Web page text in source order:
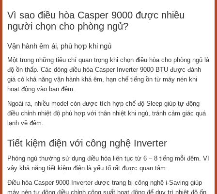
Vì sao điều hòa Casper 9000 được nhiều
người chọn cho phòng ngủ?
Vận hành êm ái, phù hợp khi ngủ
Một trong những tiêu chí quan trọng khi chọn điều hòa cho phòng ngủ là
độ ồn thấp. Các dòng điều hòa Casper Inverter 9000 BTU được đánh
giá có khả năng vận hành khá êm, hạn chế tiếng ồn từ máy nén khi
hoạt động vào ban đêm.
Ngoài ra, nhiều model còn được tích hợp chế độ Sleep giúp tự động
điều chỉnh nhiệt độ phù hợp với thân nhiệt khi ngủ, tránh cảm giác quá
lạnh về đêm.
Tiết kiệm điện với công nghệ Inverter
Phòng ngủ thường sử dụng điều hòa liên tục từ 6 – 8 tiếng mỗi đêm. Vì
vậy khả năng tiết kiệm điện là yếu tố rất được quan tâm.
Điều hòa Casper 9000 Inverter được trang bị công nghệ i-Saving giúp
máy nén tự động điều chỉnh công suất hoạt động để duy trì nhiệt độ ổn